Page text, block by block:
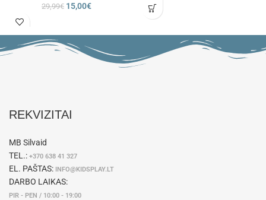
29,99€ 15,00€
REKVIZITAI
MB Silvaid
TEL.: +370 638 41 327
EL. PAŠTAS: INFO@KIDSPLAY.LT
DARBO LAIKAS:
PIR - PEN / 10:00 - 19:00